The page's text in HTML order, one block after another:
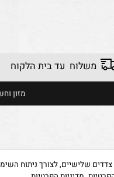
משלוח עד בית הלקוח